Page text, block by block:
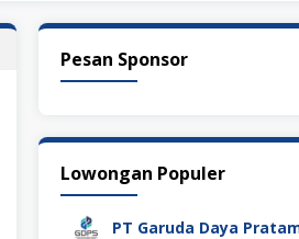
Pesan Sponsor
Lowongan Populer